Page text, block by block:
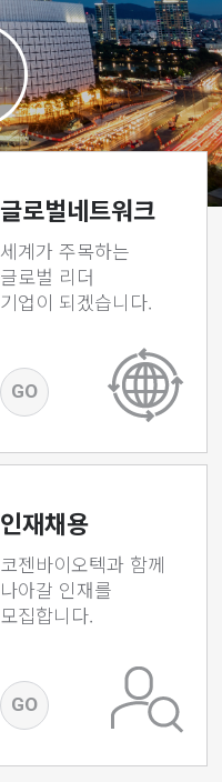
글로벌네트워크
세계가 주목하는
글로벌 리더
기업이 되겠습니다.
GO
인재채용
코젠바이오텍과 함께
나아갈 인재를
모집합니다.
GO